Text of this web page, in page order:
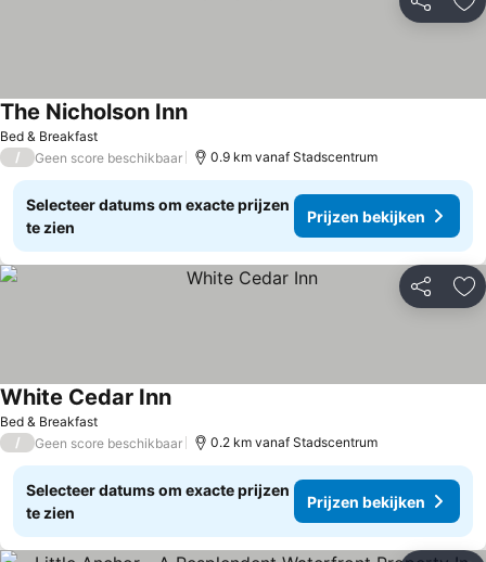
Delen
Bed & Breakfast
The Nicholson Inn
/ Geen score beschikbaar 0.9 km vanaf Stadscentrum
Selecteer datums om exacte prijzen
te zien
Prijzen bekijken
Delen
Bed & Breakfast
White Cedar Inn
/ Geen score beschikbaar 0.2 km vanaf Stadscentrum
Selecteer datums om exacte prijzen
te zien
Prijzen bekijken